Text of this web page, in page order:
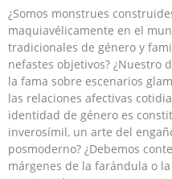
¿Somos monstrues
maquiavélicamente en el
tradicionales de género y
nefastes objetivos? ¿Nuestro
la fama sobre escenarios
las relaciones afectivas
identidad de género es
inverosímil, un arte del
posmoderno? ¿Debemos
márgenes de la farándula o